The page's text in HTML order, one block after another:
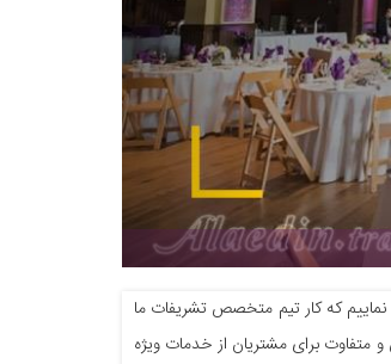
که کار تیم متخصص تشریفات ما
متفاوت برای مشتریان از خدمات ویژه